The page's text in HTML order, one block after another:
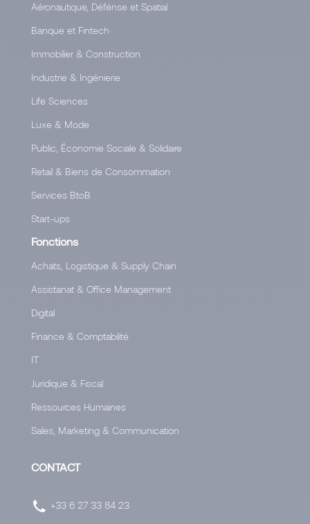
Aéronautique, Défénse et Spatial
Banque et Fintech
Immobilier & Construction
Industrie & Ingénierie
Life Sciences
Luxe & Mode
Public, Économie Sociale & Solidaire
Retail & Biens de Consommation
Services BtoB
Start-ups
Fonctions
Achats, Logistique & Supply Chain
Assistanat & Office Management
Digital
Finance & Comptabilité
IT
Juridique & Fiscal
Ressources Humaines
Sales, Marketing & Communication
CONTACT
+33 6 27 33 84 23